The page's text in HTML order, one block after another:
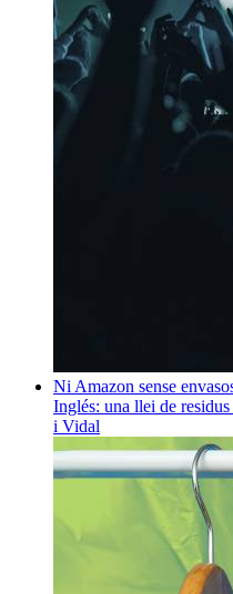
Ni Amazon sense
Inglés: una llei de
i Vidal